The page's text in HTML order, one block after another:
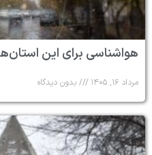
هواشناسی برای این
مرداد ۱۶, ۱۴۰۵ بدون دیدگاه